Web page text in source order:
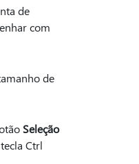
de
com
de
Seleção
Ctrl